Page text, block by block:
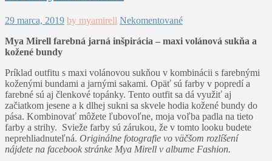
29 marca, 2019 by myamirell Nekomentované
Mya Mirell farebná jarná inšpirácia – maxi volánová sukňa a
kožené bundy
Príklad outfitu s maxi volánovou sukňou v kombinácii s farebnými
koženými bundami a jarnými sakami. Opäť sú farby v popredí a
farebné sú aj členkové topánky. Tento outfit sa dá využiť aj
začiatkom jesene a k dlhej sukni sa skvele hodia kožené bundy do
pása. Kombinovať môžete ľubovoľne, moja voľba padla na tieto
farby a strihy. Svieže farby sú zárukou, že v tomto looku budete
neprehliadnuteľná. Originálne fotografie vo väčšom rozlíšení
nájdete na facebook stránke Mya Mirell v albume Fashion.